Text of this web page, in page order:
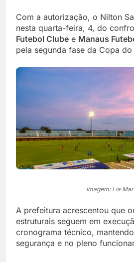
Com a autorização, o Nilton
nesta quarta-feira, 4, do
Futebol Clube e Manaus
pela segunda fase da Copa do
Imagem: Lia
A prefeitura acrescentou que
estruturais seguem em
cronograma técnico,
segurança e no pleno